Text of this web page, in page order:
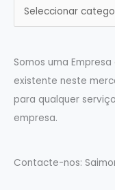
a
e
g
o
r
Somos uma
existente neste
para qualquer
empresa.
Contacte-nos: